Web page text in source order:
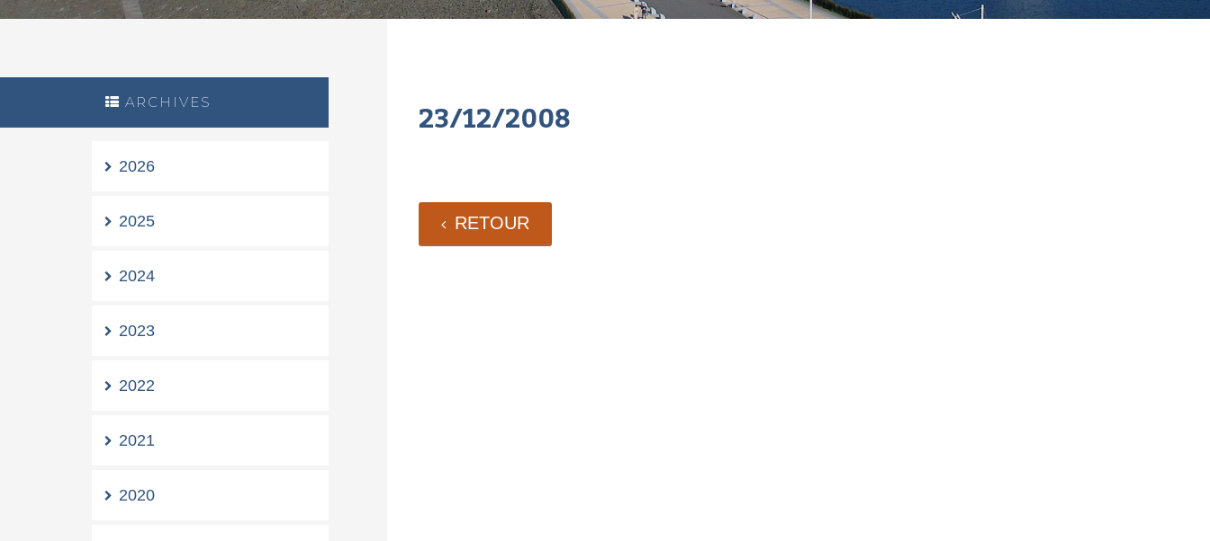
ARCHIVES
2026
2025
2024
2023
2022
2021
2020
23/12/2008
RETOUR